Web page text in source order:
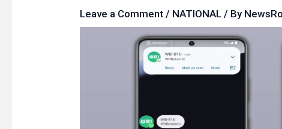
Leave a Comment / NATIONAL / By